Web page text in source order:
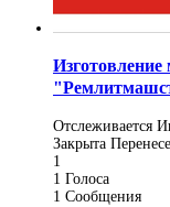
Отслеживается
Закрыта
1
1 Голоса
1 Сообщения